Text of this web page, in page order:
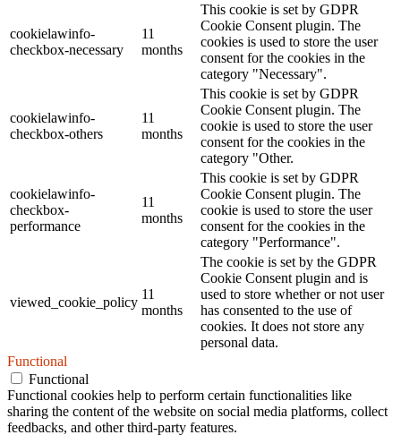
cookielawinfo-
checkbox-necessary
11
months
This cookie is set by GDPR
Cookie Consent plugin. The
cookies is used to store the user
consent for the cookies in the
category "Necessary".
cookielawinfo-
checkbox-others
11
months
This cookie is set by GDPR
Cookie Consent plugin. The
cookie is used to store the user
consent for the cookies in the
category "Other.
cookielawinfo-
checkbox-
performance
11
months
This cookie is set by GDPR
Cookie Consent plugin. The
cookie is used to store the user
consent for the cookies in the
category "Performance".
viewed_cookie_policy
11
months
The cookie is set by the GDPR
Cookie Consent plugin and is
used to store whether or not user
has consented to the use of
cookies. It does not store any
personal data.
Functional
Functional
Functional cookies help to perform certain functionalities like
sharing the content of the website on social media platforms, collect
feedbacks, and other third-party features.